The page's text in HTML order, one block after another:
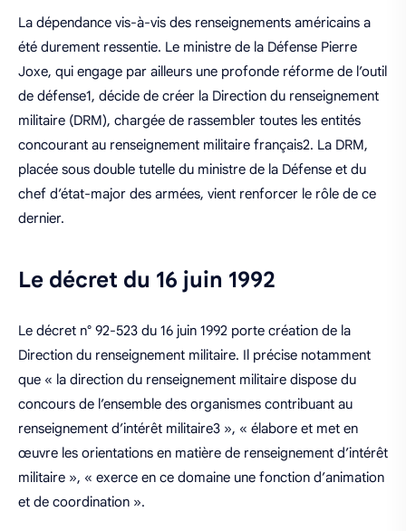
La dépendance vis-à-vis des renseignements américains a
été durement ressentie. Le ministre de la Défense Pierre
Joxe, qui engage par ailleurs une profonde réforme de l’outil
de défense1, décide de créer la Direction du renseignement
militaire (DRM), chargée de rassembler toutes les entités
concourant au renseignement militaire français2. La DRM,
placée sous double tutelle du ministre de la Défense et du
chef d’état-major des armées, vient renforcer le rôle de ce
dernier.
Le décret du 16 juin 1992
Le décret n° 92-523 du 16 juin 1992 porte création de la
Direction du renseignement militaire. Il précise notamment
que « la direction du renseignement militaire dispose du
concours de l’ensemble des organismes contribuant au
renseignement d’intérêt militaire3 », « élabore et met en
œuvre les orientations en matière de renseignement d’intérêt
militaire », « exerce en ce domaine une fonction d’animation
et de coordination ».